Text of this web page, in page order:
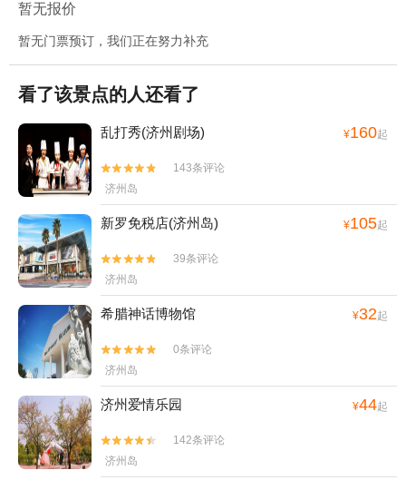
暂无报价
暂无门票预订，我们正在努力补充
看了该景点的人还看了
乱打秀(济州剧场) ¥160起


143条评论
济州岛
新罗免税店(济州岛) ¥105起


39条评论
济州岛
希腊神话博物馆 ¥32起


0条评论
济州岛
济州爱情乐园 ¥44起


142条评论
济州岛